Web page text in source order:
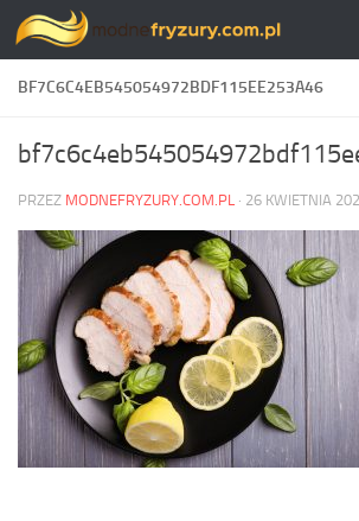
Skip to content
BF7C6C4EB545054972BDF115EE253A46
PRZEZ MODNEFRYZURY.COM.PL · 26 KWIETNIA